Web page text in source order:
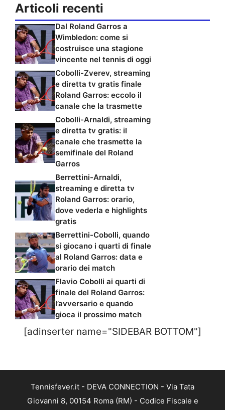
Articoli recenti
Dal Roland Garros a
Wimbledon: come si
costruisce una stagione
vincente nel tennis di oggi
Cobolli-Zverev, streaming
e diretta tv gratis finale
Roland Garros: eccolo il
canale che la trasmette
Cobolli-Arnaldi, streaming
e diretta tv gratis: il
canale che trasmette la
semifinale del Roland
Garros
Berrettini-Arnaldi,
streaming e diretta tv
Roland Garros: orario,
dove vederla e highlights
gratis
Berrettini-Cobolli, quando
si giocano i quarti di finale
al Roland Garros: data e
orario dei match
Flavio Cobolli ai quarti di
finale del Roland Garros:
l’avversario e quando
gioca il prossimo match
[adinserter name="SIDEBAR BOTTOM"]
Tennisfever.it - DEVA CONNECTION - Via Tata
Giovanni 8, 00154 Roma (RM) - Codice Fiscale e